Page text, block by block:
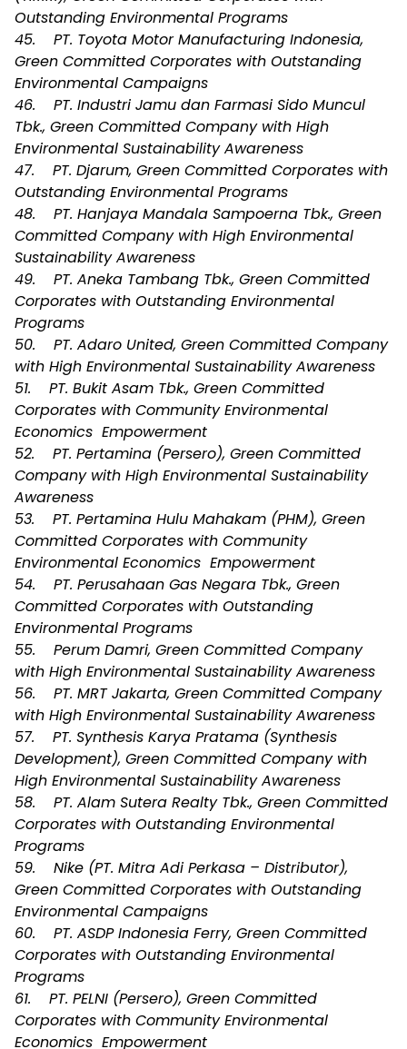
Outstanding Environmental Programs
45. PT. Toyota Motor Manufacturing Indonesia,
Green Committed Corporates with Outstanding
Environmental Campaigns
46. PT. Industri Jamu dan Farmasi Sido Muncul
Tbk., Green Committed Company with High
Environmental Sustainability Awareness
47. PT. Djarum, Green Committed Corporates with
Outstanding Environmental Programs
48. PT. Hanjaya Mandala Sampoerna Tbk., Green
Committed Company with High Environmental
Sustainability Awareness
49. PT. Aneka Tambang Tbk., Green Committed
Corporates with Outstanding Environmental
Programs
50. PT. Adaro United, Green Committed Company
with High Environmental Sustainability Awareness
51. PT. Bukit Asam Tbk., Green Committed
Corporates with Community Environmental
Economics Empowerment
52. PT. Pertamina (Persero), Green Committed
Company with High Environmental Sustainability
Awareness
53. PT. Pertamina Hulu Mahakam (PHM), Green
Committed Corporates with Community
Environmental Economics Empowerment
54. PT. Perusahaan Gas Negara Tbk., Green
Committed Corporates with Outstanding
Environmental Programs
55. Perum Damri, Green Committed Company
with High Environmental Sustainability Awareness
56. PT. MRT Jakarta, Green Committed Company
with High Environmental Sustainability Awareness
57. PT. Synthesis Karya Pratama (Synthesis
Development), Green Committed Company with
High Environmental Sustainability Awareness
58. PT. Alam Sutera Realty Tbk., Green Committed
Corporates with Outstanding Environmental
Programs
59. Nike (PT. Mitra Adi Perkasa – Distributor),
Green Committed Corporates with Outstanding
Environmental Campaigns
60. PT. ASDP Indonesia Ferry, Green Committed
Corporates with Outstanding Environmental
Programs
61. PT. PELNI (Persero), Green Committed
Corporates with Community Environmental
Economics Empowerment